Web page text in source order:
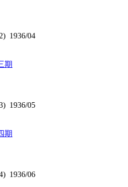
1936/04
期
1936/05
期
1936/06